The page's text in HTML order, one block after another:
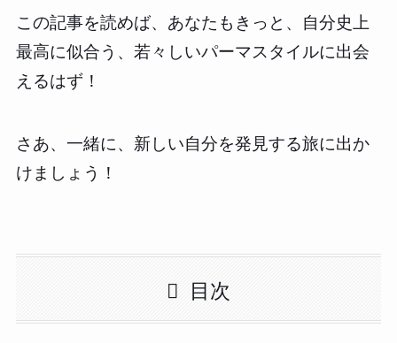
この記事を読めば、あなたもきっと、自分史上
最高に似合う、若々しいパーマスタイルに出会
えるはず！
さあ、一緒に、新しい自分を発見する旅に出か
けましょう！
目次